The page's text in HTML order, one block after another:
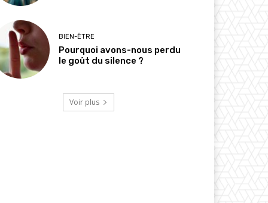
BIEN-ÊTRE
Pourquoi avons-nous perdu
le goût du silence ?
Voir plus